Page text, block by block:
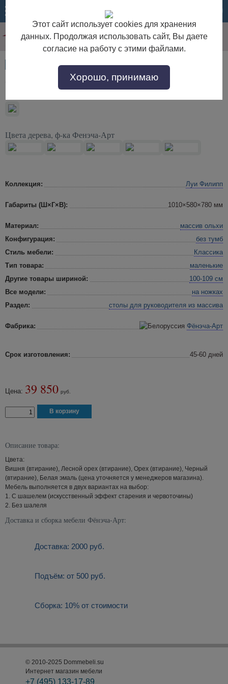
23663
Стол письменный "Луи Филипп ОВ 16.01"
Цвета дерева, ф-ка Фенэча-Арт
Коллекция: Луи Филипп
Габариты (Ш×Г×В): 1010×580×780 мм
Материал:
массив ольхи
Конфигурация:
без тумб
Стиль мебели:
Классика
Тип товара:
маленькие
Другие товары шириной:
100-109 см
Все модели:
на ножках
Раздел:
столы для руководителя из массива
Фабрика: Фёнэча-Арт
Срок изготовления: 45-60 дней
Цена: 39 850 руб.
Описание товара:
Цвета:
Вишня (втирание), Лесной орех (втирание), Орех (втирание), Черный
(втирание), Белая эмаль (цена уточняется у менеджеров магазина).
Мебель выполняется в двух вариантах на выбор:
1. С шашелем (искусственный эффект старения и червоточины)
2. Без шалеля
Доставка и сборка мебели Фёнэча-Арт:
Доставка: 2000 руб.
Подъём: от 500 руб.
Сборка: 10% от стоимости
© 2010-2025 Dommebeli.su
Интернет магазин мебели
+7 (495) 133-17-89
Этот сайт использует cookies для хранения
данных. Продолжая использовать сайт, Вы даете
согласие на работу с этими файлами.
Хорошо, принимаю